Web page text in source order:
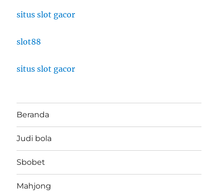
situs slot gacor
slot88
situs slot gacor
Beranda
Judi bola
Sbobet
Mahjong